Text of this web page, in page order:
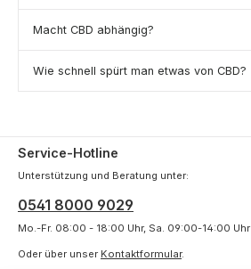
Macht CBD abhängig?
Wie schnell spürt man etwas von CBD?
Service-Hotline
Unterstützung und Beratung unter:
0541 8000 9029
Mo.-Fr. 08:00 - 18:00 Uhr, Sa. 09:00-14:00 Uhr
Oder über unser Kontaktformular.